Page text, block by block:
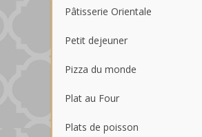
Pâtisserie Orientale
Petit dejeuner
Pizza du monde
Plat au Four
Plats de poisson